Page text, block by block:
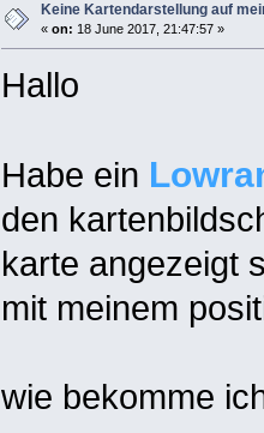
Keine Kartendarstellung auf
« on: 18 June 2017, 21:47:57 »
Hallo
Habe ein
den
karte angezeigt
mit meinem
wie bekomme